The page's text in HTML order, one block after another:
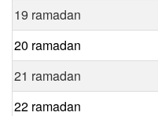
19 ramadan
20 ramadan
21 ramadan
22 ramadan